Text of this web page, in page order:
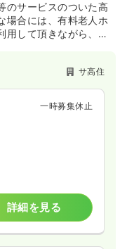
のサービスのついた高
場合には、有料老人ホ
用して頂きながら、居
サ高住
一時募集休止
詳細を見る